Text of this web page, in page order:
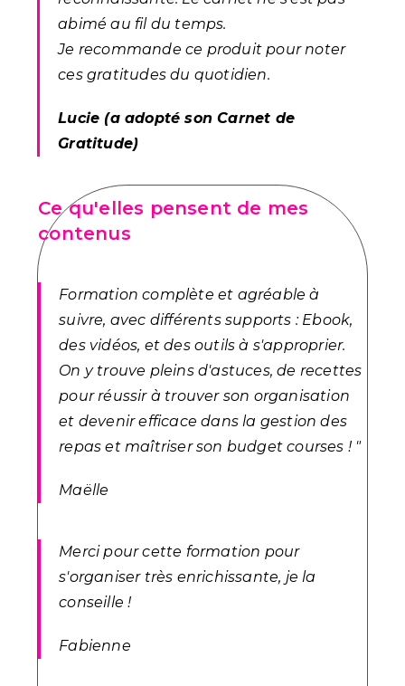
abimé au fil du temps.
Je recommande ce produit pour noter
ces gratitudes du quotidien.
Lucie (a adopté son Carnet de
Gratitude)
Ce qu'elles pensent de mes
contenus
Formation complète et agréable à
suivre, avec différents supports : Ebook,
des vidéos, et des outils à s'approprier.
On y trouve pleins d'astuces, de recettes
pour réussir à trouver son organisation
et devenir efficace dans la gestion des
repas et maîtriser son budget courses ! "
Maëlle
Merci pour cette formation pour
s'organiser très enrichissante, je la
conseille !
Fabienne